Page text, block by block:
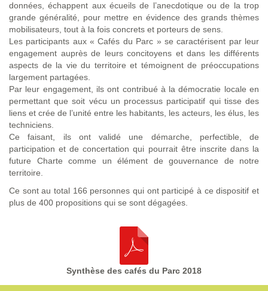
données, échappent aux écueils de l’anecdotique ou de la trop
grande généralité, pour mettre en évidence des grands thèmes
mobilisateurs, tout à la fois concrets et porteurs de sens.
Les participants aux « Cafés du Parc » se caractérisent par leur
engagement auprès de leurs concitoyens et dans les différents
aspects de la vie du territoire et témoignent de préoccupations
largement partagées.
Par leur engagement, ils ont contribué à la démocratie locale en
permettant que soit vécu un processus participatif qui tisse des
liens et crée de l’unité entre les habitants, les acteurs, les élus, les
techniciens.
Ce faisant, ils ont validé une démarche, perfectible, de
participation et de concertation qui pourrait être inscrite dans la
future Charte comme un élément de gouvernance de notre
territoire.
Ce sont au total 166 personnes qui ont participé à ce dispositif et
plus de 400 propositions qui se sont dégagées.
Synthèse des cafés du Parc 2018